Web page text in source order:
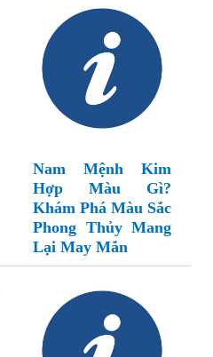
Nam Mệnh Kim
Hợp Màu Gì?
Khám Phá Màu Sắc
Phong Thủy Mang
Lại May Mắn